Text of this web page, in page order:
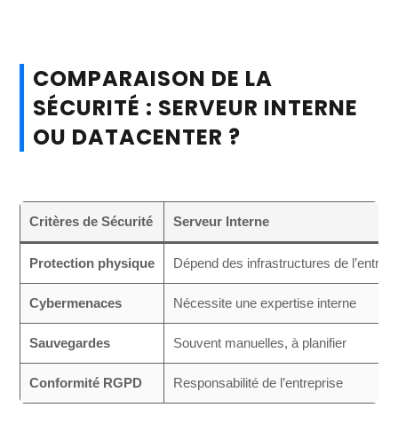
COMPARAISON DE LA
SÉCURITÉ : SERVEUR INTERNE
OU DATACENTER ?
Critères de Sécurité Serveur Interne
Protection physique Dépend des infrastructures de
Cybermenaces Nécessite une expertise interne
Sauvegardes Souvent manuelles, à planifier
Conformité RGPD Responsabilité de l’entreprise